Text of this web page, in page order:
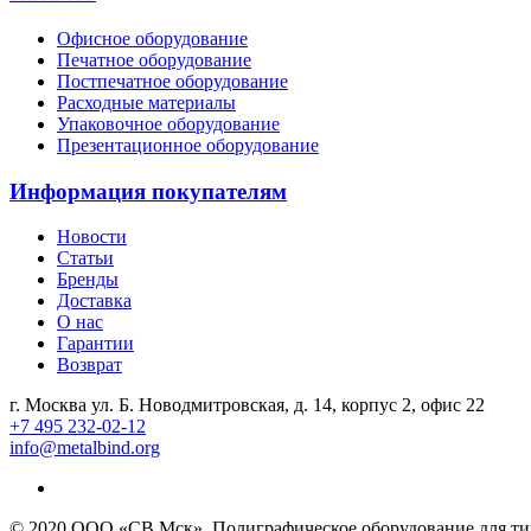
Офисное оборудование
Печатное оборудование
Постпечатное оборудование
Расходные материалы
Упаковочное оборудование
Презентационное оборудование
Информация покупателям
Новости
Статьи
Бренды
Доставка
О нас
Гарантии
Возврат
г. Москва ул. Б. Новодмитровская, д. 14, корпус 2, офис 22
+7 495 232-02-12
info@metalbind.org